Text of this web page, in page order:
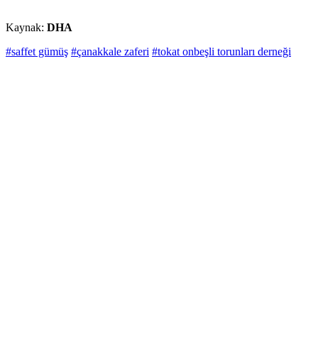
Kaynak: DHA
#saffet gümüş #çanakkale zaferi #tokat onbeşli torunları derneği